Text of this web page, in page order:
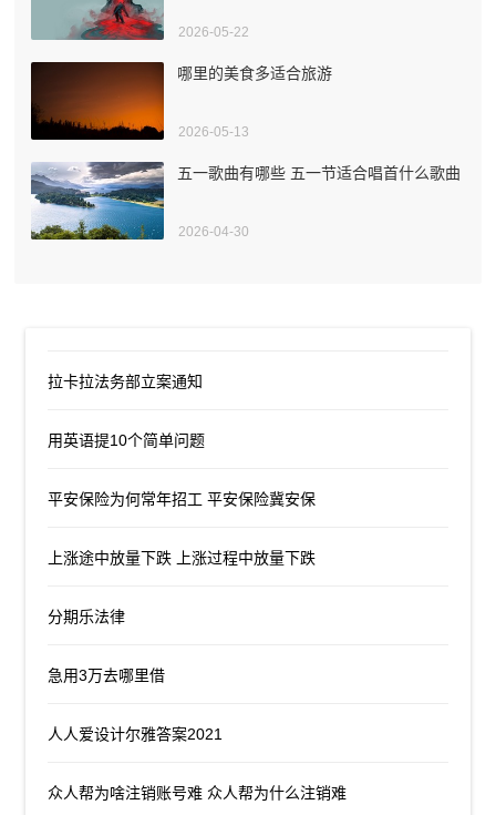
2026-05-22
哪里的美食多适合旅游
2026-05-13
五一歌曲有哪些 五一节适合唱首什么歌曲
2026-04-30
拉卡拉法务部立案通知
用英语提10个简单问题
平安保险为何常年招工 平安保险冀安保
上涨途中放量下跌 上涨过程中放量下跌
分期乐法律
急用3万去哪里借
人人爱设计尔雅答案2021
众人帮为啥注销账号难 众人帮为什么注销难